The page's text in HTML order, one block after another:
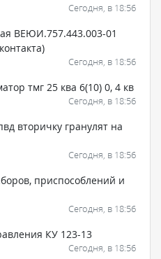
Сегодня, в 18:56
ВЕЮИ.757.443.003-01
Сегодня, в 18:56
тмг 25 ква 6(10) 0, 4 кв
Сегодня, в 18:56
вторичку гранулят на
Сегодня, в 18:56
приспособлений и
Сегодня, в 18:56
КУ 123-13
Сегодня, в 18:56